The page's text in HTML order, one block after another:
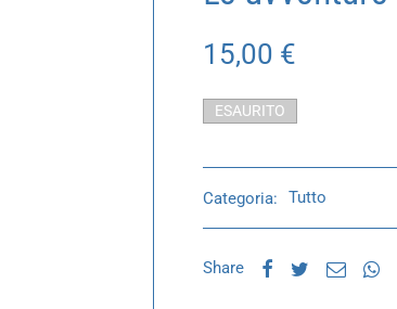
15,00 €
ESAURITO
Categoria: Tutto
Share